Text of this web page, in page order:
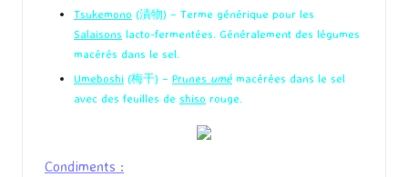
Tsukemono (漬物) – Terme générique pour les
Salaisons lacto-fermentées. Généralement des légumes
macérés dans le sel.
Umeboshi (梅干) – Prunes umé macérées dans le sel
avec des feuilles de shiso rouge.
Condiments :